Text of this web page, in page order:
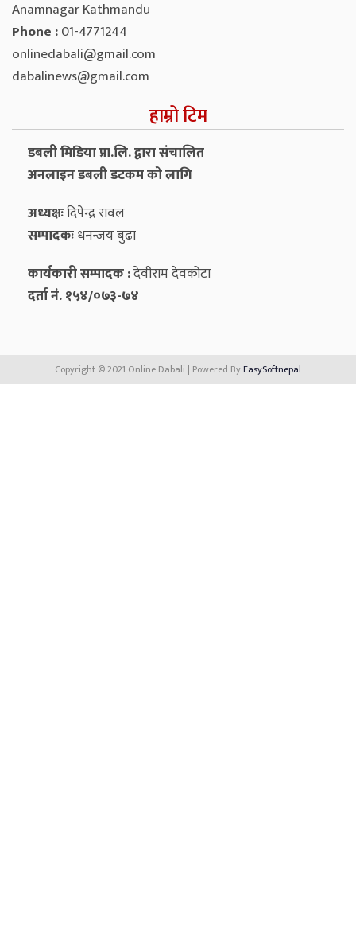
Anamnagar Kathmandu
Phone :01-4771244
onlinedabali@gmail.com
dabalinews@gmail.com
हाम्रो टिम
डबली मिडिया प्रा.लि. द्वारा संचालित
अनलाइन डबली डटकम को लागि
अध्यक्षःदिपेन्द्र रावल
सम्पादकःधनन्‍जय बुढा
कार्यकारी सम्पादक :देवीराम देवकोटा
दर्ता नं. १५४/०७३-७४
Copyright © 2021 Online Dabali | Powered ByEasySoftnepal